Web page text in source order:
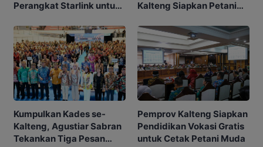
Perangkat Starlink untuk
Kalteng Siapkan Petani
Kumpulkan Kades se-
Kalteng, Agustiar Sabran
Tekankan Tiga Pesan
Pemprov Kalteng Siapkan
Pendidikan Vokasi Gratis
untuk Cetak Petani Muda